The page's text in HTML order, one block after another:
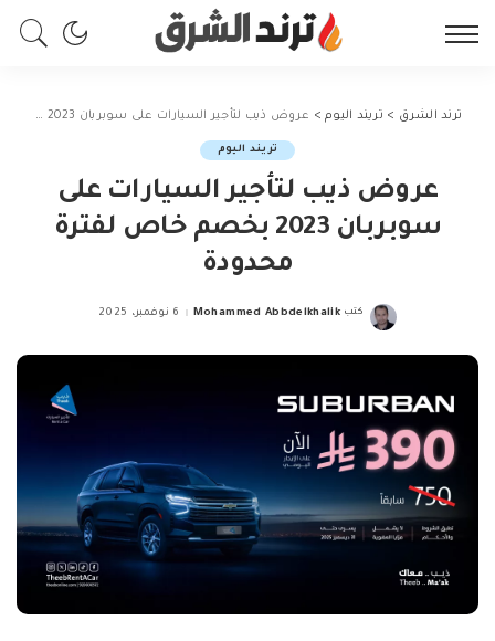
ترند الشرق > تريند اليوم> عروض ذيب لتأجير السيارات على سوبربان 2023 بخصم خاص لفترة محدودة
تريند اليوم
عروض ذيب لتأجير السيارات على
سوبربان 2023 بخصم خاص لفترة
محدودة
Posted
كتب Mohammed Abbdelkhalik 6 نوفمبر، 2025